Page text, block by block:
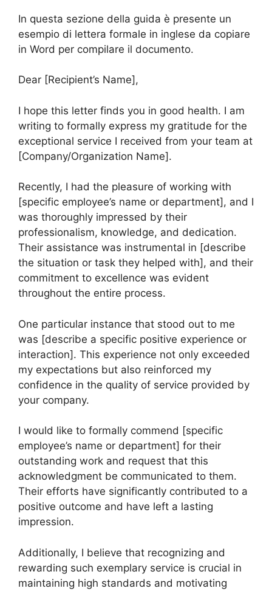
In questa sezione della guida è presente un
esempio di lettera formale in inglese da copiare
in Word per compilare il documento.
Dear [Recipient’s Name],
I hope this letter finds you in good health. I am
writing to formally express my gratitude for the
exceptional service I received from your team at
[Company/Organization Name].
Recently, I had the pleasure of working with
[specific employee’s name or department], and I
was thoroughly impressed by their
professionalism, knowledge, and dedication.
Their assistance was instrumental in [describe
the situation or task they helped with], and their
commitment to excellence was evident
throughout the entire process.
One particular instance that stood out to me
was [describe a specific positive experience or
interaction]. This experience not only exceeded
my expectations but also reinforced my
confidence in the quality of service provided by
your company.
I would like to formally commend [specific
employee’s name or department] for their
outstanding work and request that this
acknowledgment be communicated to them.
Their efforts have significantly contributed to a
positive outcome and have left a lasting
impression.
Additionally, I believe that recognizing and
rewarding such exemplary service is crucial in
maintaining high standards and motivating